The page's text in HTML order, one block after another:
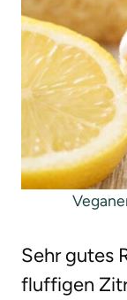
Sehr gutes
fluffigen